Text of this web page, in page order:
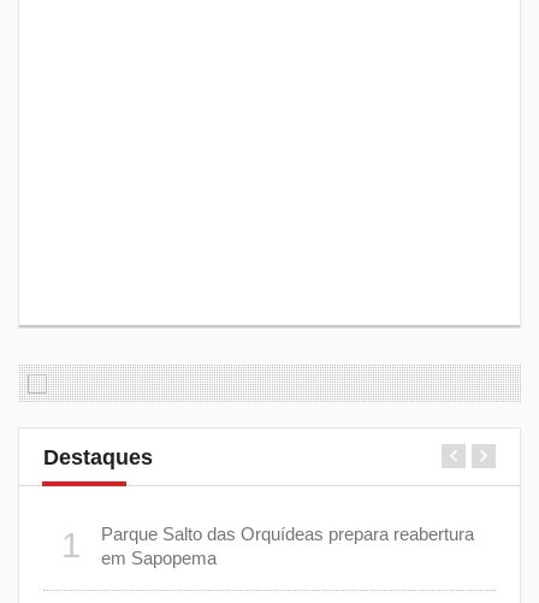
Destaques
1
Parque Salto das Orquídeas prepara reabertura
em Sapopema